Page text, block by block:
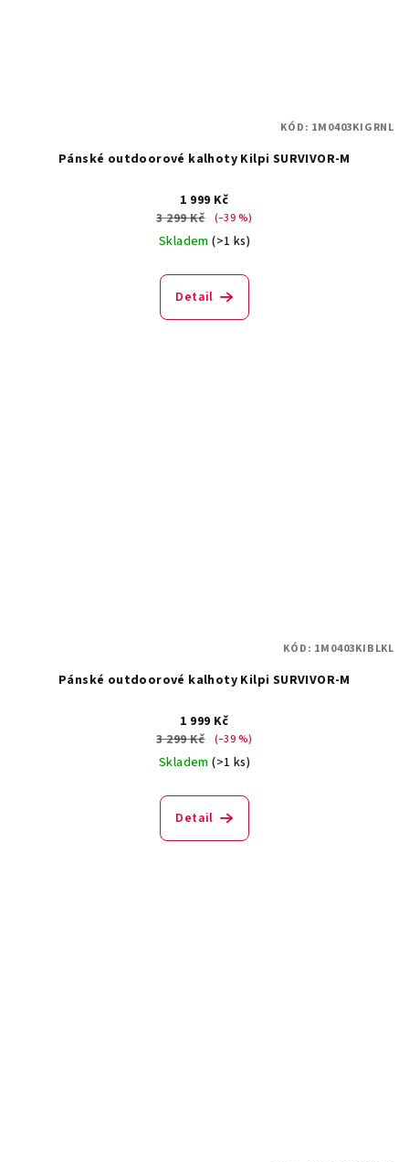
Pánské outdoorové kalhoty Kilpi SURVIVOR-M
1 999 Kč
3 299 Kč
(–39 %)
Skladem(>1 ks)
Detail
KÓD: 1M0403KIGRNL
Pánské outdoorové kalhoty Kilpi SURVIVOR-M
1 999 Kč
3 299 Kč
(–39 %)
Skladem(>1 ks)
Detail
KÓD: 1M0403KIBLKL